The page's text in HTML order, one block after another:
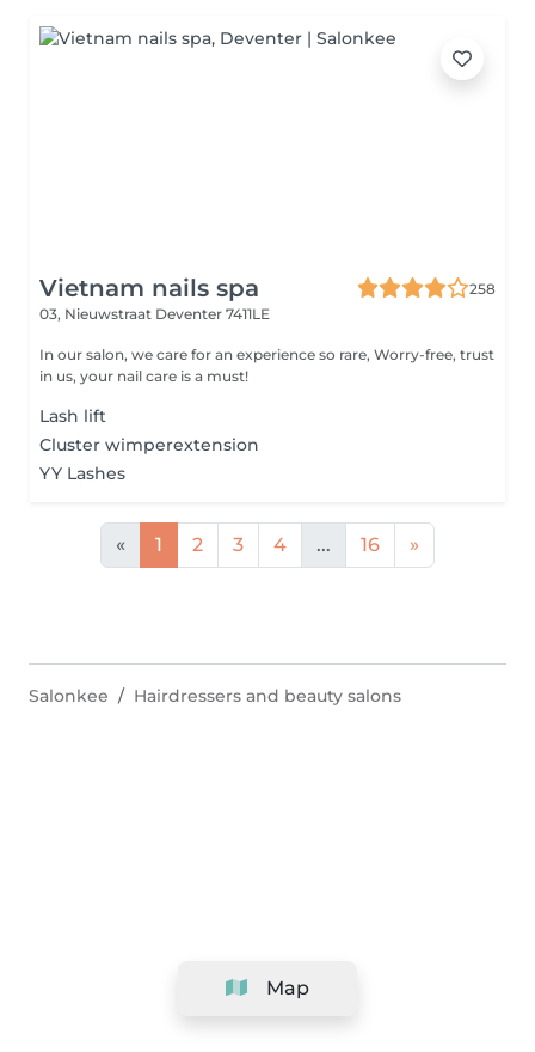
Vietnam nails spa
258
03, Nieuwstraat Deventer 7411LE
In our salon, we care for an experience so rare, Worry-free, trust
in us, your nail care is a must!
Lash lift
Cluster wimperextension
YY Lashes
« 1 2 3 4 ... 16 »
Map
Salonkee Hairdressers and beauty salons